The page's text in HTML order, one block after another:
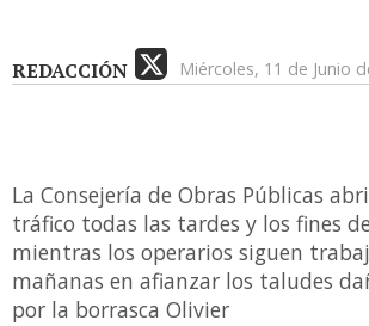
REDACCIÓN Miércoles, 11 de Junio
La Consejería de Obras Públicas
tráfico todas las tardes y los fines
mientras los operarios siguen
mañanas en afianzar los taludes
por la borrasca Olivier